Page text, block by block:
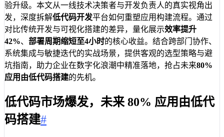
验升级。本文从一线技术决策者与开发负责人的真实视角出
发，深度拆解低代码开发平台如何重塑应用构建流程。通过
对比传统开发与可视化搭建的差异，量化展示效率提升
42%、 部署周期缩短至4小时的核心收益。结合跨部门协作、
系统集成与敏捷迭代的实战场景，提供客观的选型策略与避
坑指南，助力企业在数字化浪潮中精准落地，抢占未来80%
应用由低代码搭建的先机。
低代码市场爆发，未来 80% 应用由低代
码搭建#